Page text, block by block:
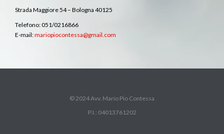
Strada Maggiore 54 – Bologna 40125
Telefono: 051/0216866
E-mail:mariopiocontessa@gmail.com
© 2024 Avv. Mario Pio Contessa
P.I.: 04013761202